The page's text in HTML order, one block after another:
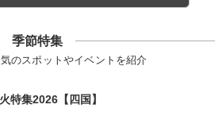
季節特集
のスポットやイベントを紹介
特集2026【四国】